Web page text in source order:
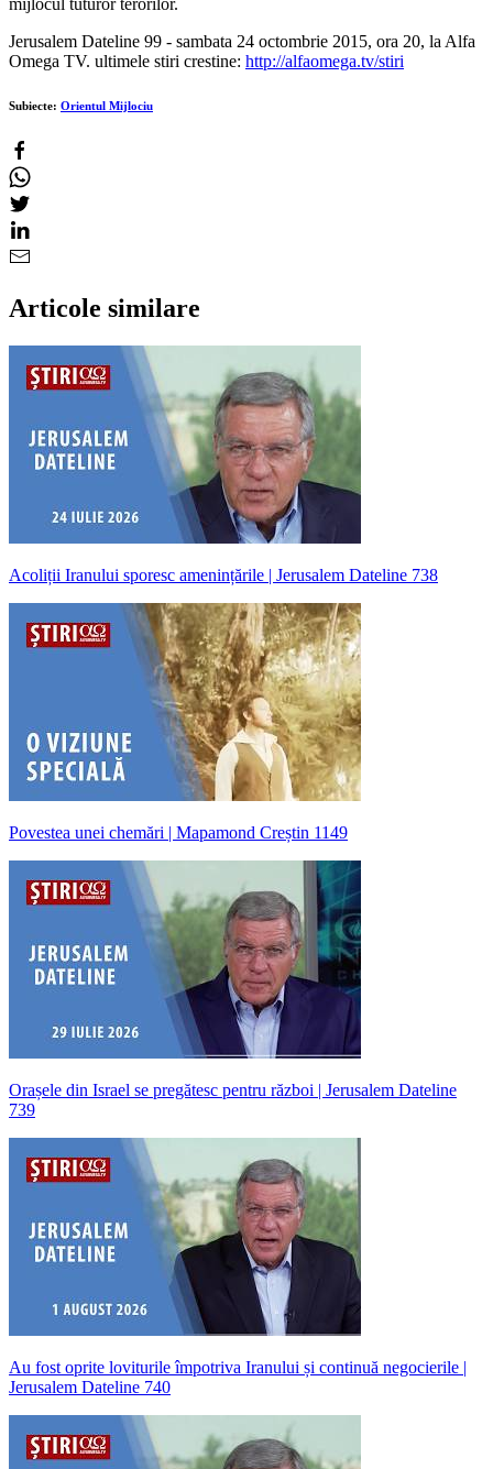
Jerusalem Dateline 99 - sambata 24 octombrie 2015, ora 20, la Alfa
Omega TV. ultimele stiri crestine: http://alfaomega.tv/stiri
Subiecte: Orientul Mijlociu
Articole similare
Acoliții Iranului sporesc amenințările | Jerusalem Dateline 738
Povestea unei chemări | Mapamond Creștin 1149
Orașele din Israel se pregătesc pentru război | Jerusalem Dateline
739
Au fost oprite loviturile împotriva Iranului și continuă negocierile |
Jerusalem Dateline 740